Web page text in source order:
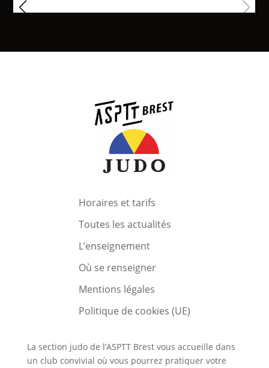
Horaires et tarifs
Toutes les actualités
L’enseignement
Où se renseigner
Mentions légales
Politique de cookies (UE)
La section judo de l’ASPTT Brest vous accueille dans
un club convivial où vous pourrez pratiquer votre